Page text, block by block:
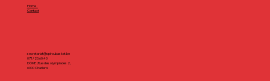
secretariat@spiroubasket.be
071/20.60.40
DÔME | Rue des olympiades 2,
6000 Charleroi
Home
Contact